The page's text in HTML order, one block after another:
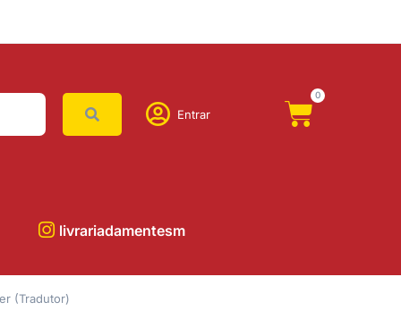
Entrar
0
livrariadamentesm
(Tradutor)